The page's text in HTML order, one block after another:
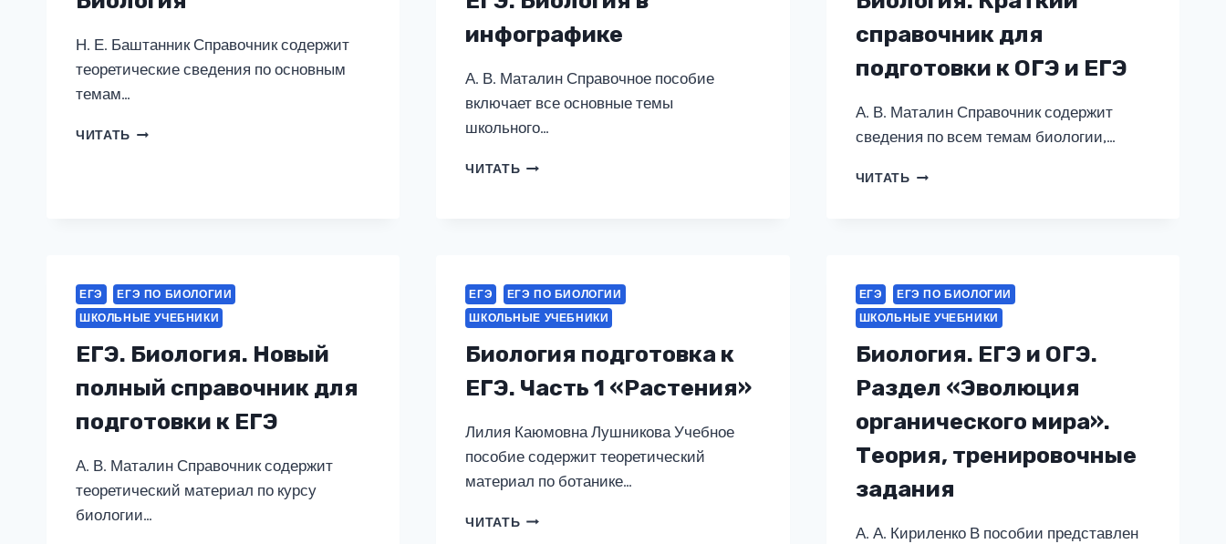
Н. Е. Баштанник Справочник содержит
теоретические сведения по основным
темам…
ЧИТАТЬ БИОЛОГИЯ
инфографике
А. В. Маталин Справочное пособие
включает все основные темы
школьного…
ЧИТАТЬ ЕГЭ.
справочник для
подготовки к ОГЭ и ЕГЭ
А. В. Маталин Справочник содержит
сведения по всем темам биологии,…
ЧИТАТЬ БИОЛОГИЯ.
ОГЭ
И
ЕГЭ
ЕГЭ
ЕГЭ ПО БИОЛОГИИ
ШКОЛЬНЫЕ УЧЕБНИКИ
ЕГЭ. Биология. Новый
полный справочник для
подготовки к ЕГЭ
А. В. Маталин Справочник содержит
теоретический материал по курсу
биологии…
ЕГЭ
ЕГЭ ПО БИОЛОГИИ
ШКОЛЬНЫЕ УЧЕБНИКИ
Биология подготовка к
ЕГЭ. Часть 1 «Растения»
Лилия Каюмовна Лушникова Учебное
пособие содержит теоретический
материал по ботанике…
ЧИТАТЬ БИОЛОГИЯ
ЕГЭ
ЕГЭ ПО БИОЛОГИИ
ШКОЛЬНЫЕ УЧЕБНИКИ
Биология. ЕГЭ и ОГЭ.
Раздел «Эволюция
органического мира».
Теория, тренировочные
задания
А. А. Кириленко В пособии представлен